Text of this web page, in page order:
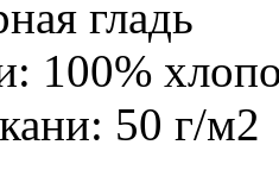
гладь
100%
50 г/м2